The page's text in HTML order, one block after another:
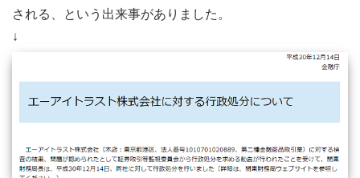
される、という出来事がありました。
↓